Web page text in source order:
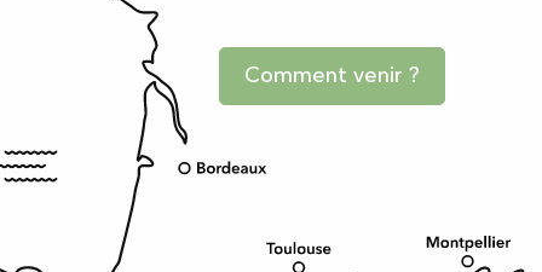
Comment venir ?